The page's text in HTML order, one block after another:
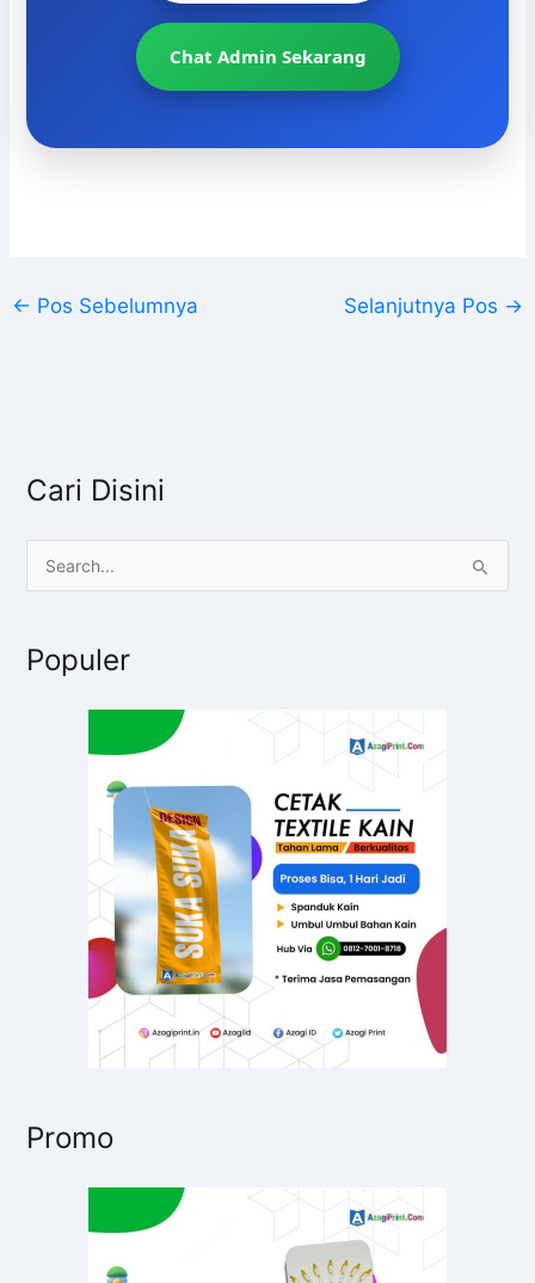
Chat Admin Sekarang
← Pos Sebelumnya Selanjutnya Pos →
Cari Disini
Populer
Promo